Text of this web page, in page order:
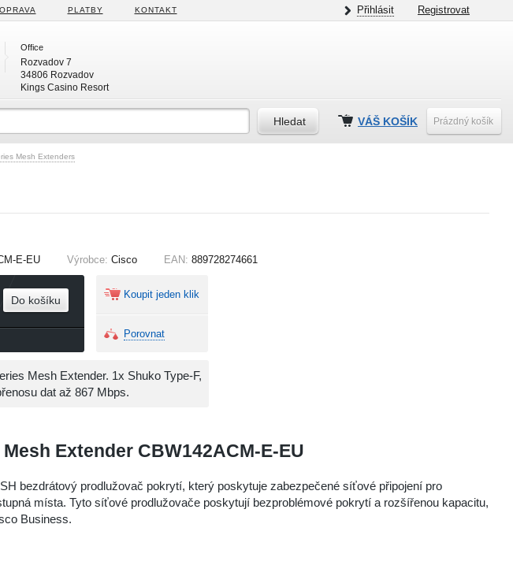
PLATBY KONTAKT Přihlásit Registrovat
Office
Rozvadov 7
34806 Rozvadov
Kings Casino Resort
VÁŠ KOŠÍK Prázdný košík
Mesh Extenders
E-EU Výrobce: Cisco EAN: 889728274661
Do košíku Koupit jeden klik
Porovnat
Mesh Extender. 1x Shuko Type-F,
dat až 867 Mbps.
Extender CBW142ACM-E-EU
bezdrátový prodlužovač pokrytí, který poskytuje zabezpečené síťové připojení pro
místa. Tyto síťové prodlužovače poskytují bezproblémové pokrytí a rozšířenou kapacitu,
Business.